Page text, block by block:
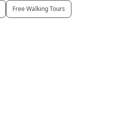
Free Walking Tours